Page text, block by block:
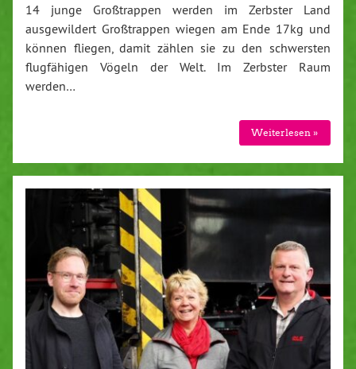
14 junge Großtrappen werden im Zerbster Land
ausgewildert Großtrappen wiegen am Ende 17kg und
können fliegen, damit zählen sie zu den schwersten
flugfähigen Vögeln der Welt. Im Zerbster Raum
werden…
Weiterlesen »